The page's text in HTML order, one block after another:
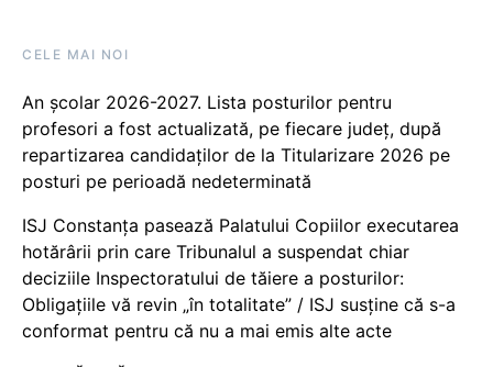
CELE MAI NOI
An școlar 2026-2027. Lista posturilor pentru
profesori a fost actualizată, pe fiecare județ, după
repartizarea candidaților de la Titularizare 2026 pe
posturi pe perioadă nedeterminată
ISJ Constanța pasează Palatului Copiilor executarea
hotărârii prin care Tribunalul a suspendat chiar
deciziile Inspectoratului de tăiere a posturilor:
Obligațiile vă revin „în totalitate” / ISJ susține că s-a
conformat pentru că nu a mai emis alte acte